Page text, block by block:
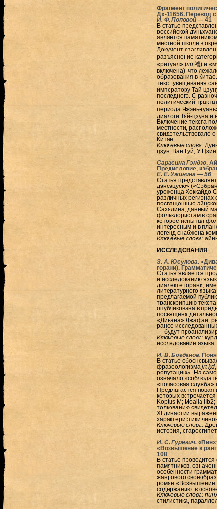
Фрагмент
Дх-11656. Перевод с
И. Ф. Поповой — 41
В статье
российской
является
местной школе в
Документ
разъяснение
«ритуал» (ли 禮) и
включена), что
образования в
текст увещевания
императору Тай-
последнего. С
политический
периода Чжэнь-
диалоги Тай-цзуна и
Включение текста
местности,
свидетельствовало
Китае.
Ключевые слова:
цзун, Ван Гуй, У
Сарасина Гэндзо.
Предисловие,
Е. Е. Ужинина — 56
Статья
дэнсэцусю»
уроженца Хоккайдо
различных регионах
посвященные
Сахалина, данный
фольклористам в
которое испытал
интересным и в
легенд снабжена
Ключевые слова:
ИССЛЕДОВАНИЯ
З. А. Юсупова.
горани).
Статья является
и исследованию
диалекте горани,
литературного
предлагаемой
транскрипцию
опубликована в
посвящена
«Дивана» Джафаи,
ранее
— будут
Ключевые слова:
исследование языка
И. В. Богданов.
В статье
фразеологизма jrt ḳd,
репутацию». На
означало
«почасовая служба»
Предлагается новая
которых
Koptus M; Moalla
толкованию
XI династии
характеристики
Ключевые слова:
история,
И. С. Гуревич.
«Возвышение в
108
В статье
памятников,
особенности
жанрового
роман «Возвышение
содержанию: в
Ключевые слова:
стилистика,